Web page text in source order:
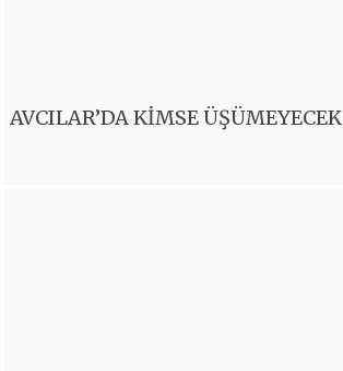
AVCILAR’DA KİMSE ÜŞÜMEYECEK